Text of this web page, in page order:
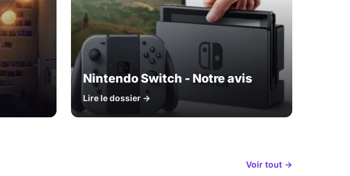
Nintendo Switch - Notre avis
Lire le dossier →
Voir tout →